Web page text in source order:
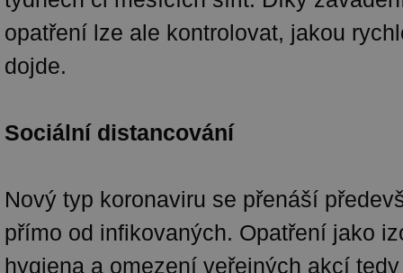
opatření lze ale kontrolovat, jakou
dojde.
Sociální distancování
Nový typ koronaviru se přenáší
přímo od infikovaných. Opatření jako
hygiena a omezení veřejných akcí